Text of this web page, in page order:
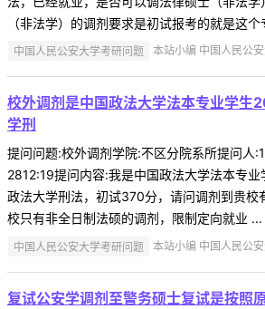
（非法学）的调剂要求是初试报考的就是这个
中国人民公安大学考研问题 本站小编 中国人民公
校外调剂是中国政法大学法本专业学生
学刑
提问问题:校外调剂学院:不区分院系所提问
2812:19提问内容:我是中国政法大学法本专
政法大学刑法，初试370分，请问调剂到贵校
校只有非全日制法硕的调剂，限制定向就业 ...
中国人民公安大学考研问题 本站小编 中国人民公
复试公安学调剂至警务硕士复试是按照